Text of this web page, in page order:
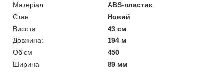
Матеріал
ABS-пластик
Стан
Новий
Висота
43 см
Довжина:
194 м
Об'єм
450
Ширина
89 мм